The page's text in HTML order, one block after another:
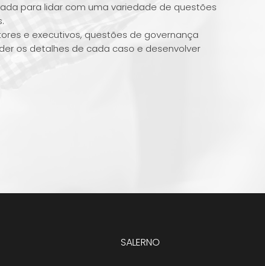
para lidar com uma variedade de questões
e executivos, questões de governança
os detalhes de cada caso e desenvolver
SALERNO